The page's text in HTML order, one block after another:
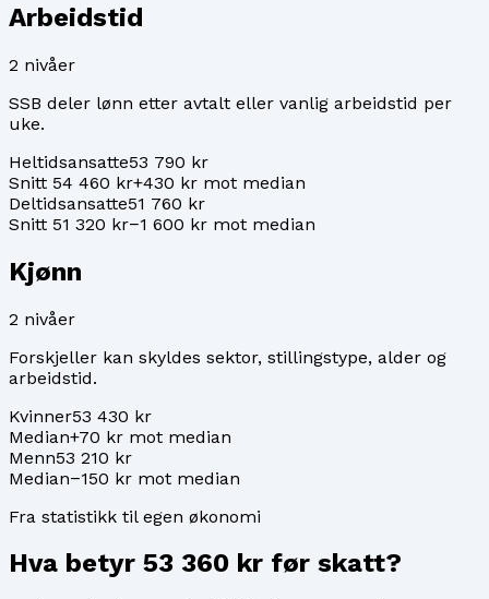
Arbeidstid
2 nivåer
SSB deler lønn etter avtalt eller vanlig arbeidstid per
uke.
Heltidsansatte53 790 kr
Snitt 54 460 kr+430 kr mot median
Deltidsansatte51 760 kr
Snitt 51 320 kr−1 600 kr mot median
Kjønn
2 nivåer
Forskjeller kan skyldes sektor, stillingstype, alder og
arbeidstid.
Kvinner53 430 kr
Median+70 kr mot median
Menn53 210 kr
Median−150 kr mot median
Fra statistikk til egen økonomi
Hva betyr 53 360 kr før skatt?